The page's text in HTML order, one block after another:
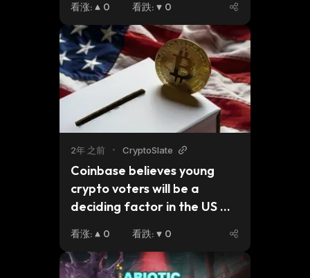
看涨: 0 看跌: 0
2年 之前 • CryptoSlate
Coinbase believes young
crypto voters will be a
deciding factor in the US
看涨: 0 看跌: 0